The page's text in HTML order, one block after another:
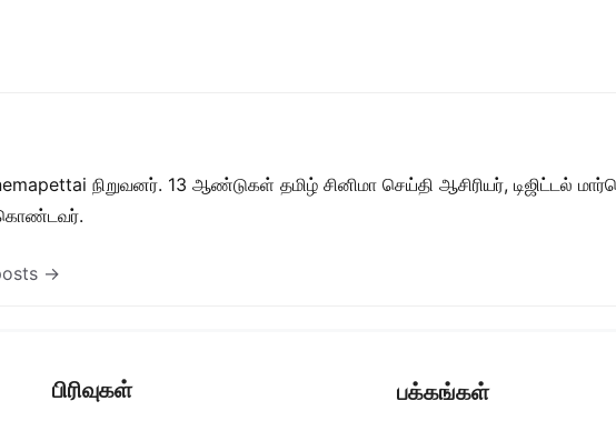
நிறுவனர். 13 ஆண்டுகள் தமிழ் சினிமா செய்தி ஆசிரியர், டிஜிட்டல்
→
பிரிவுகள் பக்கங்கள்